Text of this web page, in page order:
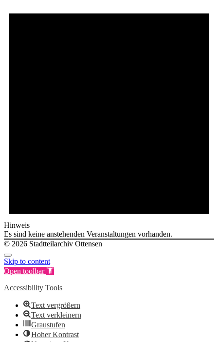
Hinweis
Es sind keine anstehenden Veranstaltungen vorhanden.
© 2026 Stadtteilarchiv Ottensen
Skip to content
Open toolbar
Accessibility Tools
Text vergrößern
Text verkleinern
Graustufen
Hoher Kontrast